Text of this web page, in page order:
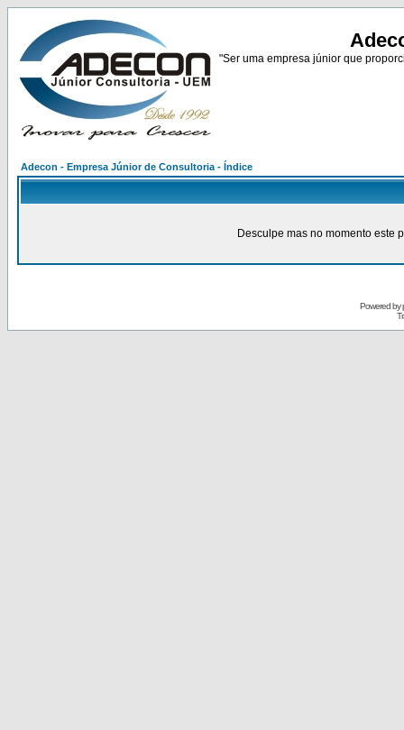
"Ser uma empresa júnior que
Adecon - Empresa Júnior de Consultoria - Índice
Desculpe mas no momento este
Powered by